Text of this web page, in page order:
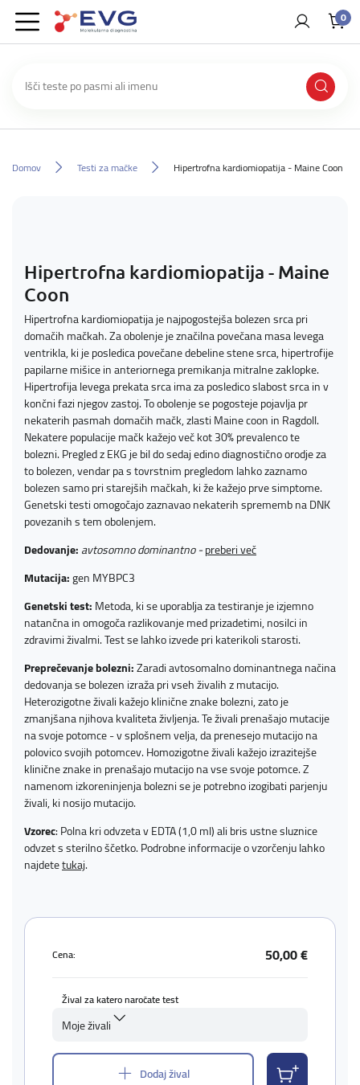
0
Domov Testi za mačke Hipertrofna kardiomiopatija - Maine Coon
Hipertrofna kardiomiopatija - Maine
Coon
Hipertrofna kardiomiopatija je najpogostejša bolezen srca pri
domačih mačkah. Za obolenje je značilna povečana masa levega
ventrikla, ki je posledica povečane debeline stene srca, hipertrofije
papilarne mišice in anteriornega premikanja mitralne zaklopke.
Hipertrofija levega prekata srca ima za posledico slabost srca in v
končni fazi njegov zastoj. To obolenje se pogosteje pojavlja pr
nekaterih pasmah domačih mačk, zlasti Maine coon in Ragdoll.
Nekatere populacije mačk kažejo več kot 30% prevalenco te
bolezni. Pregled z EKG je bil do sedaj edino diagnostično orodje za
to bolezen, vendar pa s tovrstnim pregledom lahko zaznamo
bolezen samo pri starejših mačkah, ki že kažejo prve simptome.
Genetski testi omogočajo zaznavao nekaterih sprememb na DNK
povezanih s tem obolenjem.
Dedovanje:avtosomno dominantno-preberi več
Mutacija:gen MYBPC3
Genetski test:Metoda, ki se uporablja za testiranje je izjemno
natančna in omogoča razlikovanje med prizadetimi, nosilci in
zdravimi živalmi. Test se lahko izvede pri katerikoli starosti.
Preprečevanje bolezni:Zaradi avtosomalno dominantnega načina
dedovanja se bolezen izraža pri vseh živalih z mutacijo.
Heterozigotne živali kažejo klinične znake bolezni, zato je
zmanjšana njihova kvaliteta življenja. Te živali prenašajo mutacije
na svoje potomce - v splošnem velja, da prenesejo mutacijo na
polovico svojih potomcev. Homozigotne živali kažejo izrazitejše
klinične znake in prenašajo mutacijo na vse svoje potomce. Z
namenom izkoreninjenja bolezni se je potrebno izogibati parjenju
živali, ki nosijo mutacijo.
Vzorec: Polna kri odvzeta v EDTA (1,0 ml) ali bris ustne sluznice
odvzet s sterilno ščetko. Podrobne informacije o vzorčenju lahko
najdetetukaj.
Cena: 50,00 €
Žival za katero naročate test
Moje živali
Dodaj žival